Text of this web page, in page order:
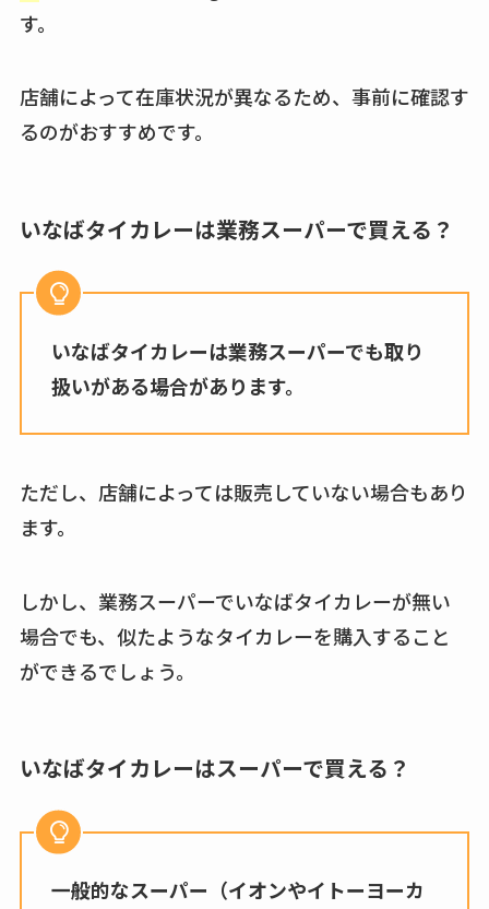
す。
店舗によって在庫状況が異なるため、事前に確認す
るのがおすすめです。
いなばタイカレーは業務スーパーで買える？
いなばタイカレーは業務スーパーでも取り
扱いがある場合があります。
ただし、店舗によっては販売していない場合もあり
ます。
しかし、業務スーパーでいなばタイカレーが無い
場合でも、似たようなタイカレーを購入すること
ができるでしょう。
いなばタイカレーはスーパーで買える？
一般的なスーパー（イオンやイトーヨーカ